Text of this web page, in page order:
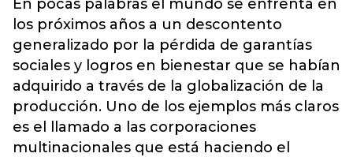
En pocas palabras el mundo se enfrenta en
los próximos años a un descontento
generalizado por la pérdida de garantías
sociales y logros en bienestar que se habían
adquirido a través de la globalización de la
producción. Uno de los ejemplos más claros
es el llamado a las corporaciones
multinacionales que está haciendo el